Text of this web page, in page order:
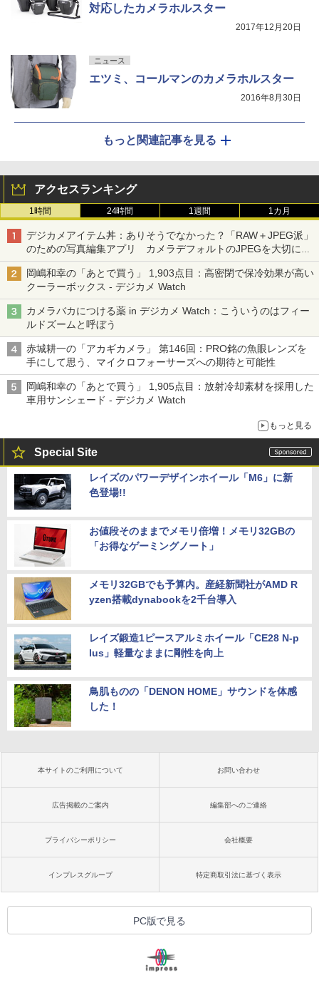
対応したカメラホルスター
2017年12月20日
ニュース
エツミ、コールマンのカメラホルスター
2016年8月30日
もっと関連記事を見る
アクセスランキング
1時間 24時間 1週間 1カ月
デジカメアイテム丼：ありそうでなかった？「RAW＋JPEG派」
のための写真編集アプリ カメラデフォルトのJPEGを大切にす
る「Filmator」
岡嶋和幸の「あとで買う」 1,903点目：高密閉で保冷効果が高い
クーラーボックス - デジカメ Watch
カメラバカにつける薬 in デジカメ Watch：こういうのはフィー
ルドズームと呼ぼう
赤城耕一の「アカギカメラ」 第146回：PRO銘の魚眼レンズを
手にして思う、マイクロフォーサーズへの期待と可能性
岡嶋和幸の「あとで買う」 1,905点目：放射冷却素材を採用した
車用サンシェード - デジカメ Watch
もっと見る
Special Site
レイズのパワーデザインホイール「M6」に新
色登場!!
お値段そのままでメモリ倍増！メモリ32GBの
「お得なゲーミングノート」
メモリ32GBでも予算内。産経新聞社がAMD R
yzen搭載dynabookを2千台導入
レイズ鍛造1ピースアルミホイール「CE28 N-p
lus」軽量なままに剛性を向上
鳥肌ものの「DENON HOME」サウンドを体感
した！
本サイトのご利用について お問い合わせ
広告掲載のご案内 編集部へのご連絡
プライバシーポリシー 会社概要
インプレスグループ 特定商取引法に基づく表示
PC版で見る